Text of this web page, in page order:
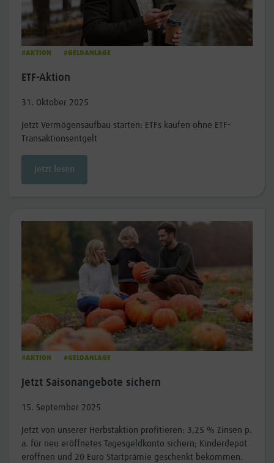
#AKTION #GELDANLAGE
ETF-Aktion
31. Oktober 2025
Jetzt Vermögensaufbau starten: ETFs kaufen ohne ETF-
Transaktionsentgelt
Jetzt lesen
#AKTION #GELDANLAGE
Jetzt Saisonangebote sichern
15. September 2025
Jetzt von unserer Herbstaktion profitieren: 3,25 % Zinsen p.
a. für neu eröffnetes Tagesgeldkonto sichern; Kinderdepot
eröffnen und 20 Euro Startprämie geschenkt bekommen.